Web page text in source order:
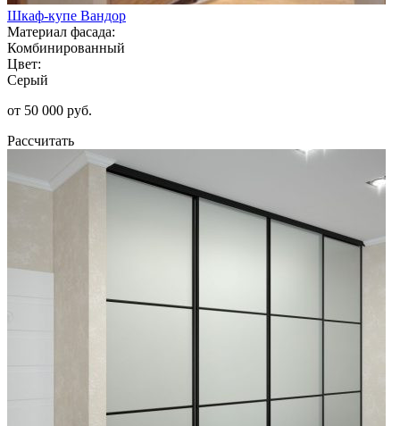
Шкаф-купе Вандор
Материал фасада:
Комбинированный
Цвет:
Серый
от 50 000 руб.
Рассчитать